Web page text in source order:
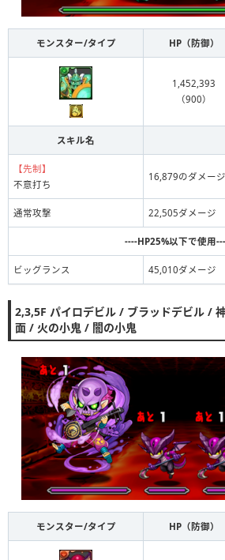
神秘の仮面
究
魔爪の怪猫・キャスパリーグ
学
学園
キ
闇ル
ルミ
進
闇の蟲龍・ミュートコクーン
究
バ
ミュ
進
サ
ア
進
火の
水シ
モンスター/タイプ HP（防御）
1,452,393
（900）
スキル名
【先制】
不意打ち
16,879のダメージ
通常攻撃 22,505ダメージ
----HP25%以下で使用
ビッグランス 45,010ダメージ
2,3,5F パイロデビル / ブラッドデビル /
面 / 火の小鬼 / 闇の小鬼
モンスター/タイプ HP（防御）